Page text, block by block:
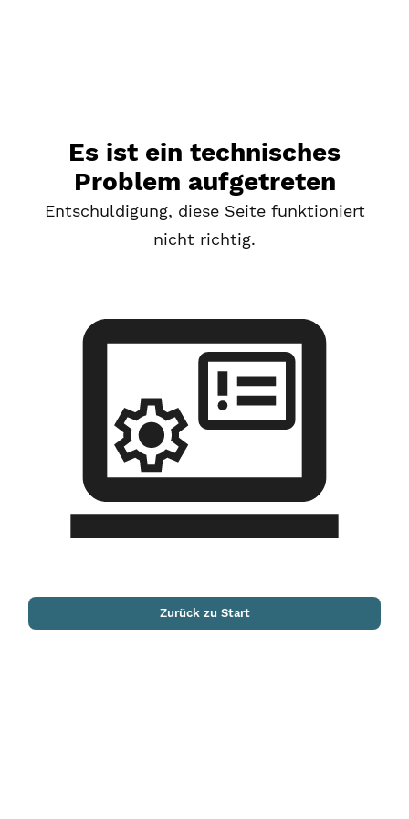
Es ist ein technisches
Problem aufgetreten
Entschuldigung, diese Seite funktioniert
nicht richtig.
Zurück zu Start